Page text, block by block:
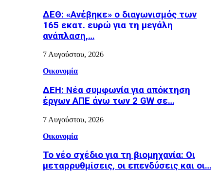
ΔΕΘ: «Ανέβηκε» ο διαγωνισμός των
165 εκατ. ευρώ για τη μεγάλη
ανάπλαση,…
7 Αυγούστου, 2026
Οικονομία
ΔΕΗ: Νέα συμφωνία για απόκτηση
έργων ΑΠΕ άνω των 2 GW σε…
7 Αυγούστου, 2026
Οικονομία
Το νέο σχέδιο για τη βιομηχανία: Οι
μεταρρυθμίσεις, οι επενδύσεις και οι…